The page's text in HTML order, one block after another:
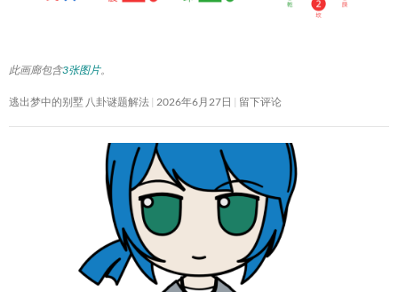
此画廊包含3张图片。
逃出梦中的别墅 八卦谜题解法 2026年6月27日 留下评论